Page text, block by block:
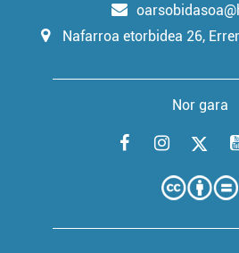
Nafarroa etorbidea 26,
Nor gara